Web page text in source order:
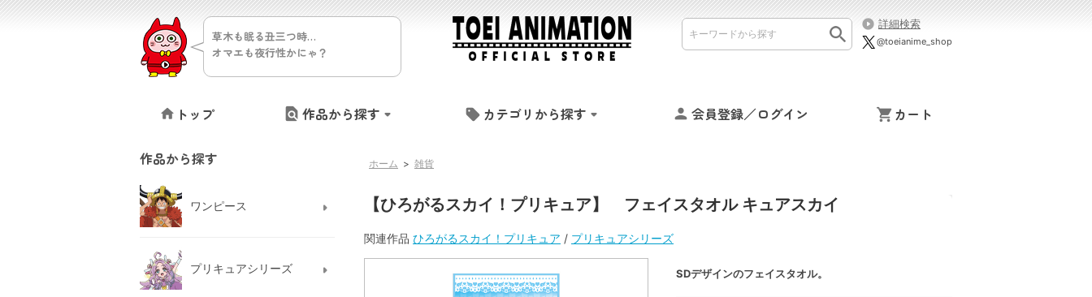
草木も眠る丑三つ時…
オマエも夜行性かにゃ？
詳細検索
@toeianime_shop
トップ 作品から探す カテゴリから探す 会員登録／ログイン カート
ホーム > 雑貨
【ひろがるスカイ！プリキュア】 フェイスタオル キュアスカイ
関連作品 ひろがるスカイ！プリキュア / プリキュアシリーズ
SDデザインのフェイスタオル。
作品から探す
ワンピース
プリキュアシリーズ